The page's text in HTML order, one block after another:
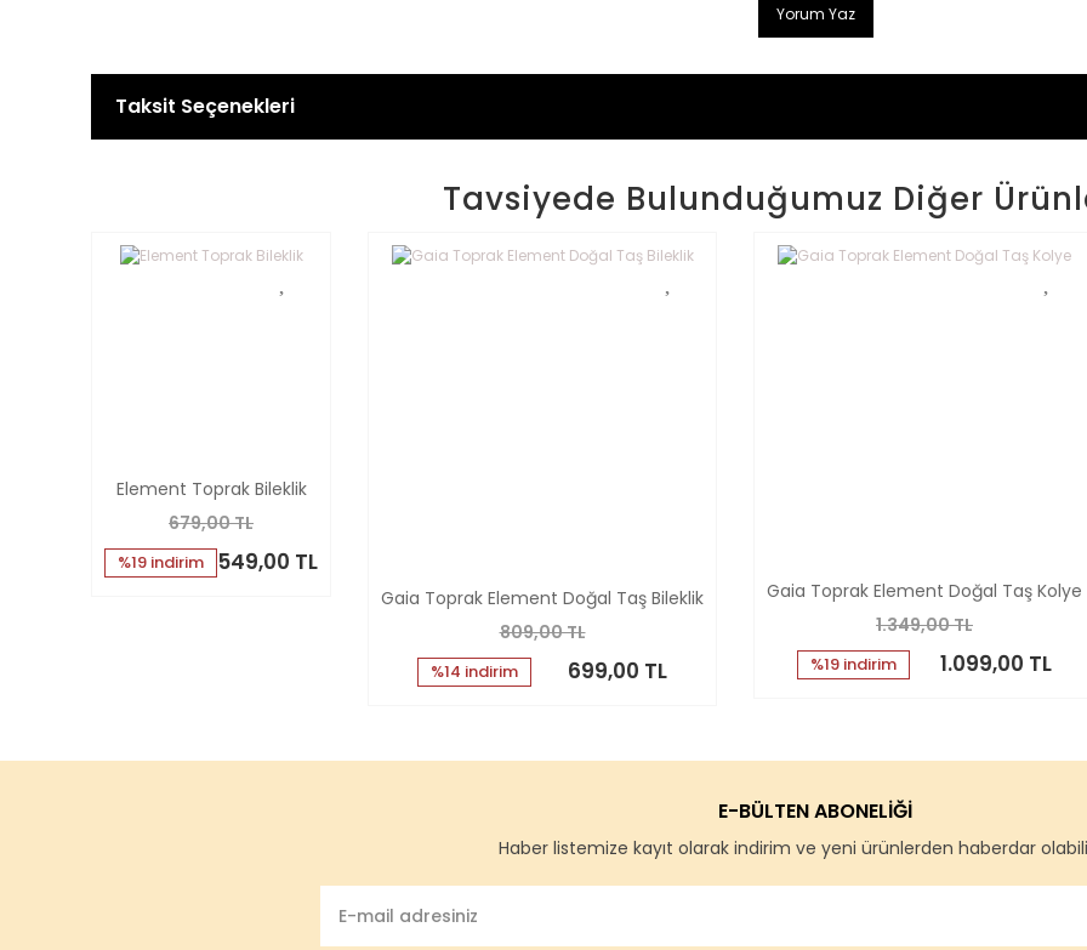
Yorum Yaz
Taksit Seçenekleri
Tavsiyede Bulunduğumuz Diğer
Element Toprak Bileklik
679,00 TL
%19 indirim 549,00 TL
Gaia Toprak Element Doğal Taş Bileklik
809,00 TL
%14 indirim 699,00 TL
Gaia Toprak Element Doğal Taş Kolye
1.349,00 TL
%19 indirim 1.099,00 TL
E-BÜLTEN ABONELİĞİ
Haber listemize kayıt olarak indirim ve yeni ürünlerden haberdar